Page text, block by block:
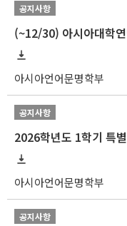
공지사항
아시아언어문명학부
공지사항
2026학년도 1학기 특
아시아언어문명학부
공지사항